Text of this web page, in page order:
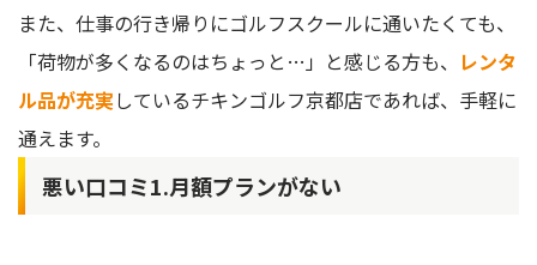
また、仕事の行き帰りにゴルフスクールに通いたくても、
「荷物が多くなるのはちょっと…」と感じる方も、 レンタ
ル品が充実しているチキンゴルフ京都店であれば、手軽に
通えます。
悪い口コミ1.月額プランがない